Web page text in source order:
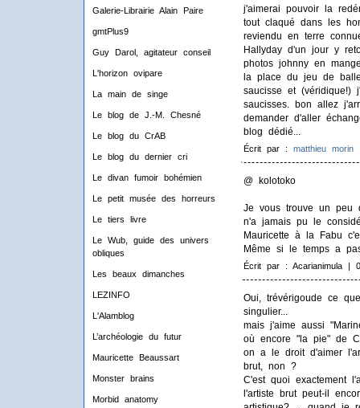
Galerie-Librairie Alain Paire
gmtPlus9
Guy Darol, agitateur conseil
L'horizon ovipare
La main de singe
Le blog de J.-M. Chesné
Le blog du CrAB
Le blog du dernier cri
Le divan fumoir bohémien
Le petit musée des horreurs
Le tiers livre
Le Wub, guide des univers
obliques
Les beaux dimanches
LEZINFO
L'Alamblog
L’archéologie du futur
Mauricette Beaussart
Monster brains
Morbid anatomy
j'aimerai pouvoir la
tout claqué dans les
reviendu en terre
Hallyday d'un jour y
photos johnny en
la place du jeu de
saucisse et (véridique!)
saucisses. bon allez
demander d'aller
blog dédié...
Écrit par : matthieu morin|
@ kolotoko
Je vous trouve un peu
n'a jamais pu le
Mauricette à la Fabu
Même si le temps a
Écrit par : Acarianimula |
Oui, trévérigoude ce
singulier...
mais j'aime aussi
où encore "la pie" de
on a le droit d'aimer
brut, non ?
C'est quoi exactement
l'artiste brut peut-il